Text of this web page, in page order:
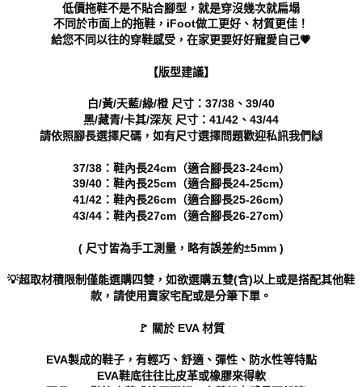
權轉讓予恩沛科技股份有限公司。
２．關於個人資料處理事宜，請瀏覽以下網址：
https://aftee.tw/terms/#terms3
「AFTEE先享後付」，若未經同意申辦者引起之損失，本公司不負相關責
４．使用「AFTEE先享後付」時，將依據個別帳號之用戶狀況，依本公司即
時審查核予不同之上限額度；若仍有額度不足之情形，本公司將視審查結果
請求用戶進行身份認證。
５．嚴禁一人註冊多個帳號或使用他人資訊註冊。若發現惡意使用之情形，
低價拖鞋不是不貼合腳型，就是穿沒幾次就扁塌
不同於市面上的拖鞋，iFoot做工更好、材質更佳！
給您不同以往的穿鞋感受，在家更要好好寵愛自己💗
【版型建議】
白/黃/天藍/綠/橙 尺寸：37/38、39/40
黑/藏青/卡其/深灰 尺寸：41/42、43/44
請依照腳長選擇尺碼，如有尺寸選擇問題歡迎私訊我們🙌
37/38：鞋內長24cm（適合腳長23-24cm）
39/40：鞋內長25cm（適合腳長24-25cm）
41/42：鞋內長26cm（適合腳長25-26cm）
43/44：鞋內長27cm（適合腳長26-27cm）
( 尺寸皆為手工測量，略有誤差約±5mm )
💡超取材積限制僅能選購四雙，如欲選購五雙(含)以上或是搭配其他鞋
款，請使用賣家宅配或是分筆下單。
🚩 關於 EVA 材質
EVA製成的鞋子，有輕巧、舒適、彈性、防水性等特點
EVA鞋底往往比皮革或橡膠來得軟